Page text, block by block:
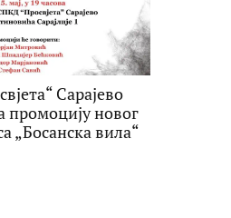
Сарајево
промоцију новог
„Босанска вила“